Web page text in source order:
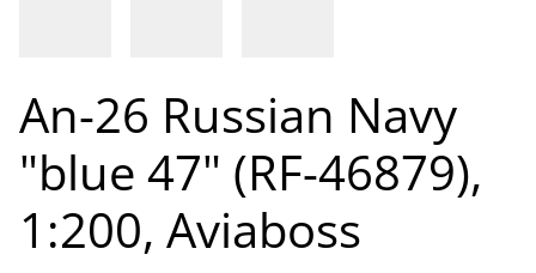
An-26 Russian Navy
"blue 47" (RF-46879),
1:200, Aviaboss